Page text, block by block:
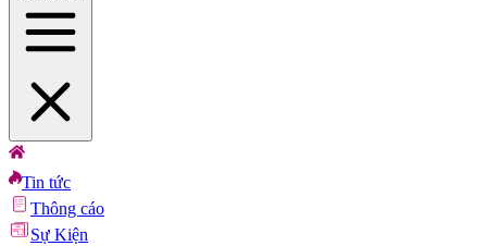
Tin tức
Thông cáo
Sự Kiện